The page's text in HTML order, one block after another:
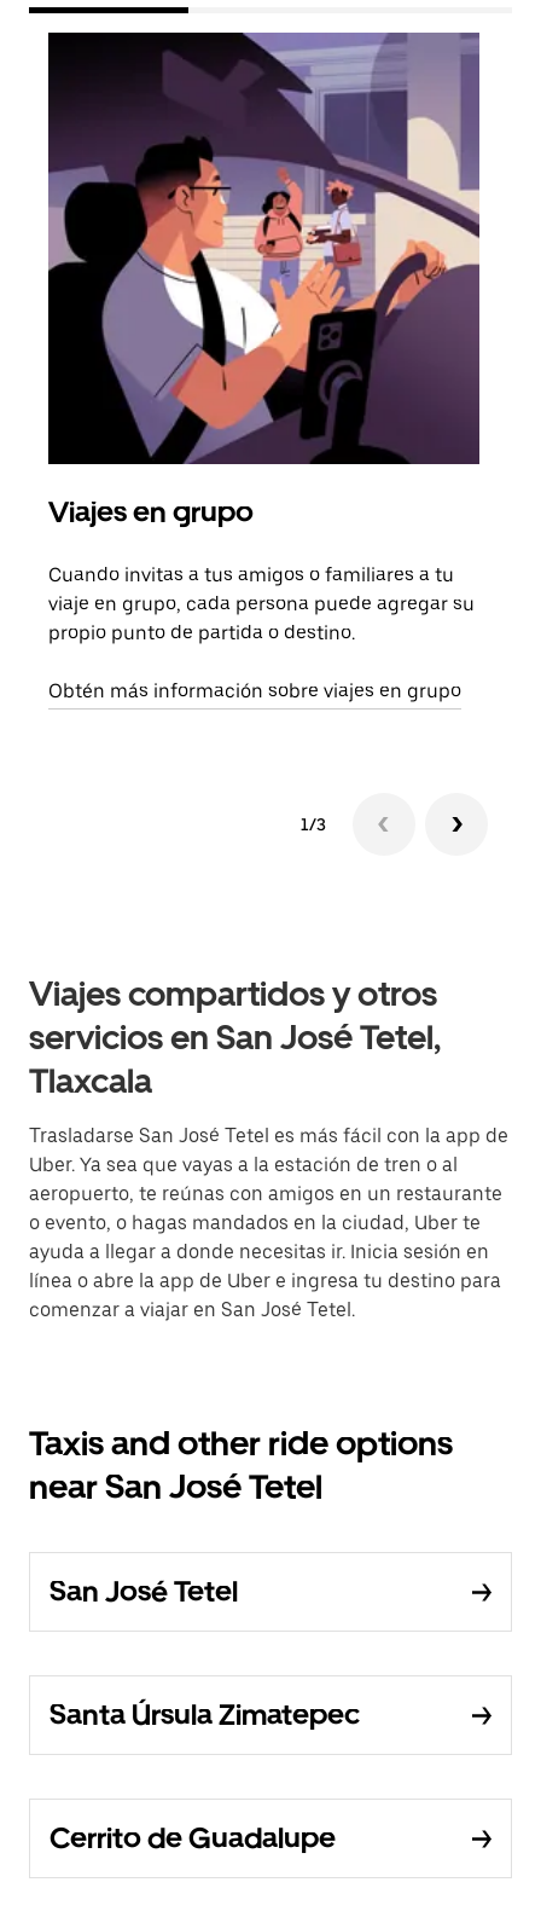
Viajes en grupo
Cuando invitas a tus amigos o familiares a tu
viaje en grupo, cada persona puede agregar su
propio punto de partida o destino.
Obtén más información sobre viajes en grupo
1/3
Viajes compartidos y otros
servicios en San José Tetel,
Tlaxcala
Trasladarse San José Tetel es más fácil con la app de
Uber. Ya sea que vayas a la estación de tren o al
aeropuerto, te reúnas con amigos en un restaurante
o evento, o hagas mandados en la ciudad, Uber te
ayuda a llegar a donde necesitas ir. Inicia sesión en
línea o abre la app de Uber e ingresa tu destino para
comenzar a viajar en San José Tetel.
Taxis and other ride options
near San José Tetel
San José Tetel
Santa Úrsula Zimatepec
Cerrito de Guadalupe